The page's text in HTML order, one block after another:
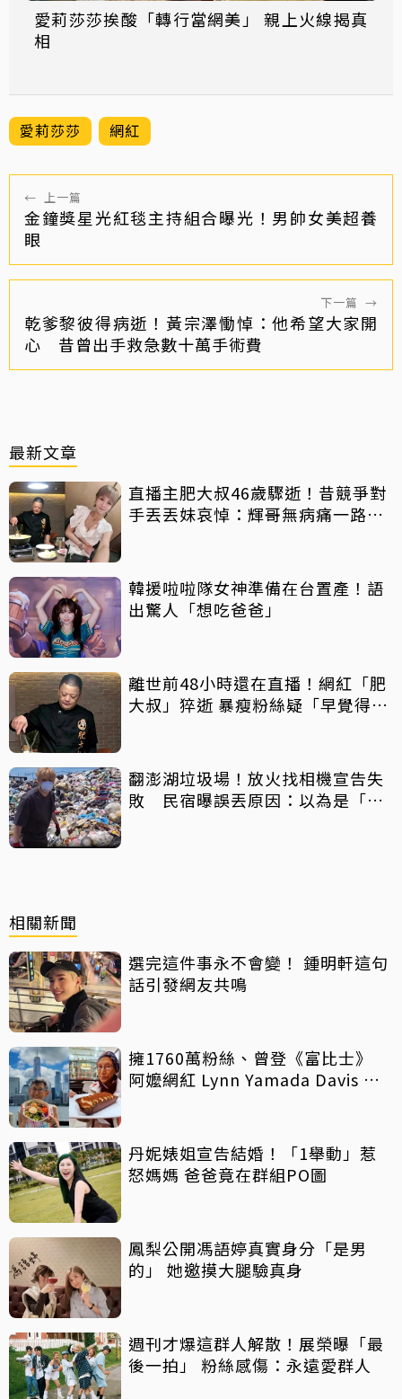
愛莉莎莎挨酸「轉行當網美」 親上火線揭真
相
愛莉莎莎 網紅
← 上一篇
金鐘獎星光紅毯主持組合曝光！男帥女美超養
眼
下一篇 →
乾爹黎彼得病逝！黃宗澤慟悼：他希望大家開
心 昔曾出手救急數十萬手術費
最新文章
直播主肥大叔46歲驟逝！昔競爭對
手丟丟妹哀悼：輝哥無病痛一路好
韓援啦啦隊女神準備在台置產！語
出驚人「想吃爸爸」
離世前48小時還在直播！網紅「肥
大叔」猝逝 暴瘦粉絲疑「早覺得不
翻澎湖垃圾場！放火找相機宣告失
敗 民宿曝誤丟原因：以為是「按
相關新聞
選完這件事永不會變！ 鍾明軒這句
話引發網友共鳴
擁1760萬粉絲、曾登《富比士》
阿嬤網紅 Lynn Yamada Davis 驚
丹妮婊姐宣告結婚！「1舉動」惹
怒媽媽 爸爸竟在群組PO圖
鳳梨公開馮語婷真實身分「是男
的」 她邀摸大腿驗真身
週刊才爆這群人解散！展榮曝「最
後一拍」 粉絲感傷：永遠愛群人